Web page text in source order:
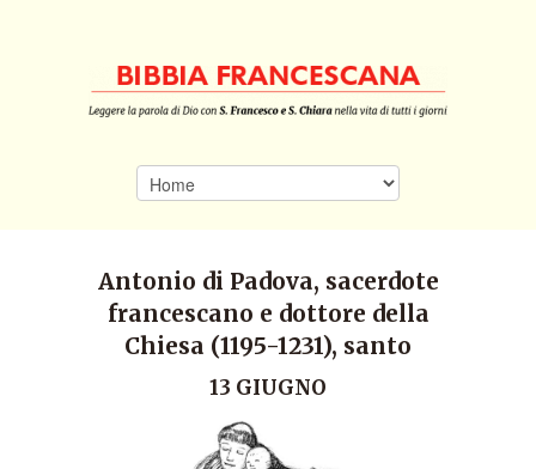
Antonio di Padova, sacerdote
francescano e dottore della
Chiesa (1195-1231), santo
13 GIUGNO